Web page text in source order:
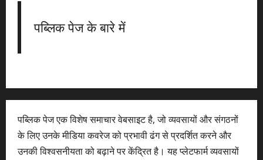
पब्लिक पेज के बारे में
पब्लिक पेज एक विशेष समाचार वेबसाइट है, जो व्यवसायों और संगठनों
के लिए उनके मीडिया कवरेज को प्रभावी ढंग से प्रदर्शित करने और
उनकी विश्वसनीयता को बढ़ाने पर केंद्रित है। यह प्लेटफार्म व्यवसायों